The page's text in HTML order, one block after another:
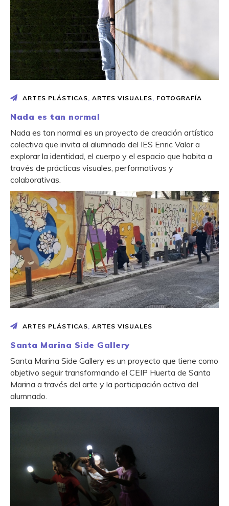
ARTES PLÁSTICAS, ARTES VISUALES, FOTOGRAFÍA
Nada es tan normal
Nada es tan normal es un proyecto de creación artística
colectiva que invita al alumnado del IES Enric Valor a
explorar la identidad, el cuerpo y el espacio que habita a
través de prácticas visuales, performativas y
colaborativas.
ARTES PLÁSTICAS ARTES VISUALES
Santa Marina Side Gallery
Santa Marina Side Gallery es un proyecto que tiene como
objetivo seguir transformando el CEIP Huerta de Santa
Marina a través del arte y la participación activa del
alumnado.